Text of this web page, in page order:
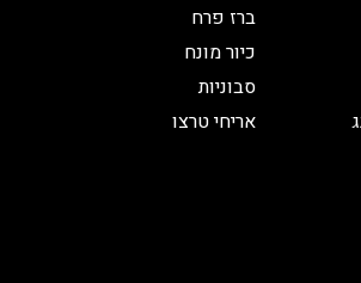
ברז פרח
כיור מונח
סבוניות
אריחי טרצו